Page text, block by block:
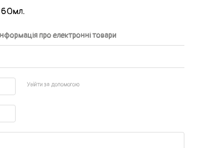
про електронні товари
Увійти за допомогою